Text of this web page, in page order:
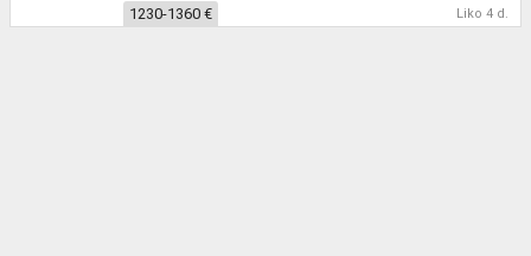
1230-1360 € Liko 4 d.